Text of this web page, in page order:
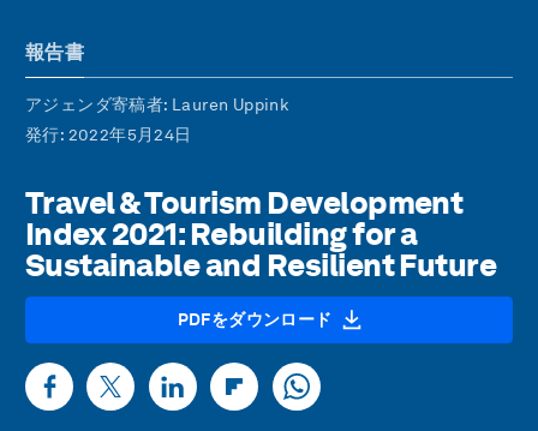
報告書
アジェンダ寄稿者: Lauren Uppink
発行: 2022年5月24日
Travel & Tourism Development
Index 2021: Rebuilding for a
Sustainable and Resilient Future
PDFをダウンロード